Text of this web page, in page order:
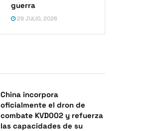
guerra
29 JULIO, 2026
China incorpora
oficialmente el dron de
combate KVD002 y refuerza
las capacidades de su